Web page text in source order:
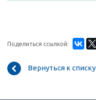
Поделиться ссылкой:
Вернуться к списку